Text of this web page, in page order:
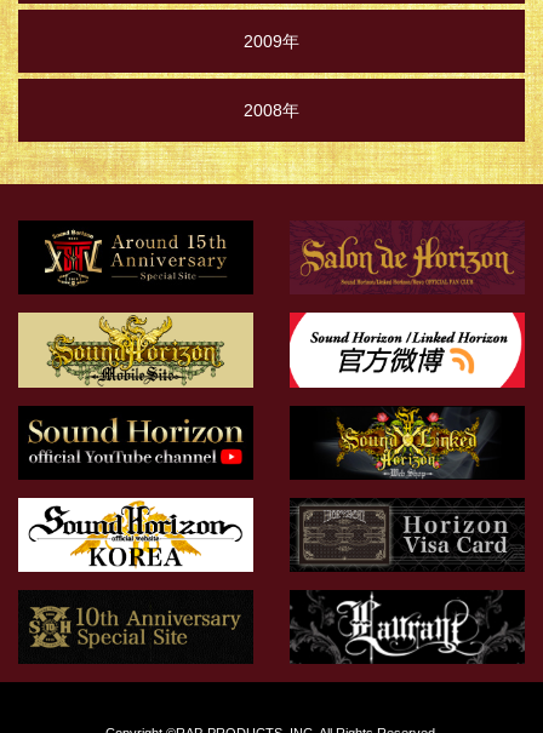
2009年
2008年